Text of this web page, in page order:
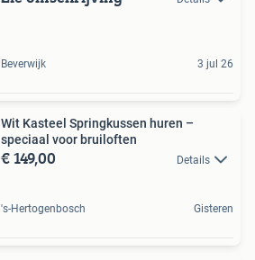
Beverwijk 3 jul 26
Wit Kasteel Springkussen huren –
speciaal voor bruiloften
€ 149,00 Details
's-Hertogenbosch Gisteren